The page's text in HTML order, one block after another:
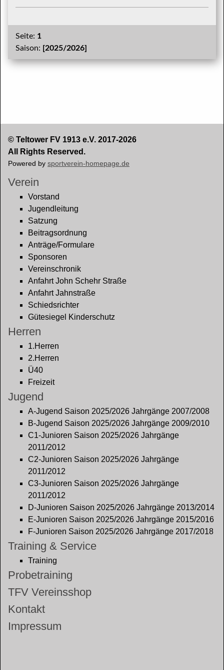
Seite: 1
Saison: [2025/2026]
© Teltower FV 1913 e.V. 2017-2026
All Rights Reserved.
Powered by sportverein-homepage.de
Verein
Vorstand
Jugendleitung
Satzung
Beitragsordnung
Anträge/Formulare
Sponsoren
Vereinschronik
Anfahrt John Schehr Straße
Anfahrt Jahnstraße
Schiedsrichter
Gütesiegel Kinderschutz
Herren
1.Herren
2.Herren
Ü40
Freizeit
Jugend
A-Jugend Saison 2025/2026 Jahrgänge 2007/2008
B-Jugend Saison 2025/2026 Jahrgänge 2009/2010
C1-Junioren Saison 2025/2026 Jahrgänge
2011/2012
C2-Junioren Saison 2025/2026 Jahrgänge
2011/2012
C3-Junioren Saison 2025/2026 Jahrgänge
2011/2012
D-Junioren Saison 2025/2026 Jahrgänge 2013/2014
E-Junioren Saison 2025/2026 Jahrgänge 2015/2016
F-Junioren Saison 2025/2026 Jahrgänge 2017/2018
Training & Service
Training
Probetraining
TFV Vereinsshop
Kontakt
Impressum